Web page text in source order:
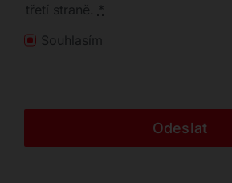
třetí straně. *
Souhlasím
Odeslat